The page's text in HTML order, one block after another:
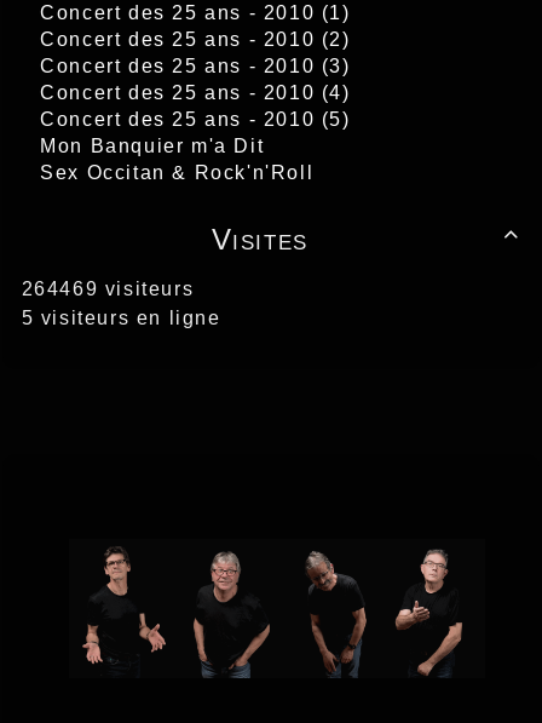
Concert des 25 ans - 2010 (1)
Concert des 25 ans - 2010 (2)
Concert des 25 ans - 2010 (3)
Concert des 25 ans - 2010 (4)
Concert des 25 ans - 2010 (5)
Mon Banquier m'a Dit
Sex Occitan & Rock'n'Roll

Visites
264469 visiteurs
5 visiteurs en ligne